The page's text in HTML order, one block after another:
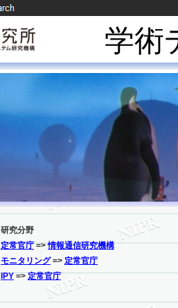
学術
研究分野
定常官庁=>情報通信研究機構
モニタリング=> 定常官庁
IPY=>定常官庁